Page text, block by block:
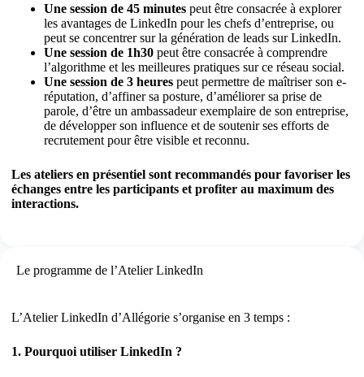
Une session de 45 minutes peut être consacrée à explorer
les avantages de LinkedIn pour les chefs d’entreprise, ou
peut se concentrer sur la génération de leads sur LinkedIn.
Une session de 1h30 peut être consacrée à comprendre
l’algorithme et les meilleures pratiques sur ce réseau social.
Une session de 3 heures peut permettre de maîtriser son e-
réputation, d’affiner sa posture, d’améliorer sa prise de
parole, d’être un ambassadeur exemplaire de son entreprise,
de développer son influence et de soutenir ses efforts de
recrutement pour être visible et reconnu.
Les ateliers en présentiel sont recommandés pour favoriser les
échanges entre les participants et profiter au maximum des
interactions.
Le programme de l’Atelier LinkedIn
L’Atelier LinkedIn d’Allégorie s’organise en 3 temps :
1. Pourquoi utiliser LinkedIn ?